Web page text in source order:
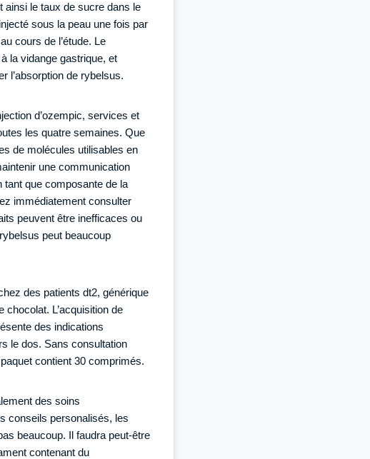
ainsi le taux de sucre dans le
sous la peau une fois par
cours de l’étude. Le
la vidange gastrique, et
l’absorption de rybelsus.
d’ozempic, services et
les quatre semaines. Que
de molécules utilisables en
une communication
tant que composante de la
immédiatement consulter
peuvent être inefficaces ou
peut beaucoup
des patients dt2, générique
L’acquisition de
des indications
le dos. Sans consultation
contient 30 comprimés.
des soins
conseils personalisés, les
beaucoup. Il faudra peut-être
contenant du